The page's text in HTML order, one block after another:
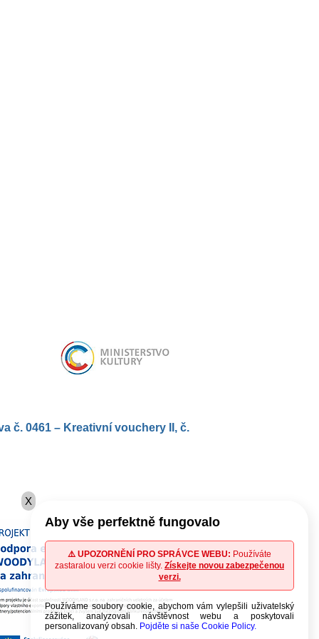
č. 0461 – Kreativní vouchery II, č.
X
Aby vše perfektně fungovalo
⚠️ UPOZORNĚNÍ PRO SPRÁVCE WEBU: Používáte
zastaralou verzi cookie lišty. Získejte novou zabezpečenou
verzi.
Používáme soubory cookie, abychom vám vylepšili uživatelský
zážitek, analyzovali návštěvnost webu a poskytovali
personalizovaný obsah. Pojděte si naše Cookie Policy.